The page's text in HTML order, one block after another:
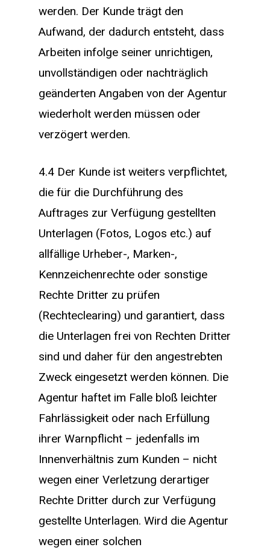
werden. Der Kunde trägt den
Aufwand, der dadurch entsteht, dass
Arbeiten infolge seiner unrichtigen,
unvollständigen oder nachträglich
geänderten Angaben von der Agentur
wiederholt werden müssen oder
verzögert werden.
4.4 Der Kunde ist weiters verpflichtet,
die für die Durchführung des
Auftrages zur Verfügung gestellten
Unterlagen (Fotos, Logos etc.) auf
allfällige Urheber-, Marken-,
Kennzeichenrechte oder sonstige
Rechte Dritter zu prüfen
(Rechteclearing) und garantiert, dass
die Unterlagen frei von Rechten Dritter
sind und daher für den angestrebten
Zweck eingesetzt werden können. Die
Agentur haftet im Falle bloß leichter
Fahrlässigkeit oder nach Erfüllung
ihrer Warnpflicht – jedenfalls im
Innenverhältnis zum Kunden – nicht
wegen einer Verletzung derartiger
Rechte Dritter durch zur Verfügung
gestellte Unterlagen. Wird die Agentur
wegen einer solchen